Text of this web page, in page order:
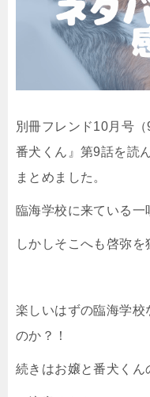
別冊フレンド10月号
番犬くん』第9話を読
まとめました。
臨海学校に来ている一
しかしそこへも啓弥を
楽しいはずの臨海学校
のか？！
続きはお嬢と番犬くん